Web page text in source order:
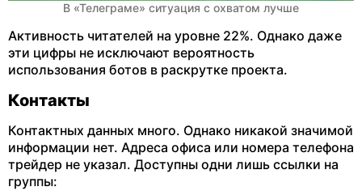
В «Телеграме» ситуация с охватом лучше
Активность читателей на уровне 22%. Однако даже
эти цифры не исключают вероятность
использования ботов в раскрутке проекта.
Контакты
Контактных данных много. Однако никакой значимой
информации нет. Адреса офиса или номера телефона
трейдер не указал. Доступны одни лишь ссылки на
группы: